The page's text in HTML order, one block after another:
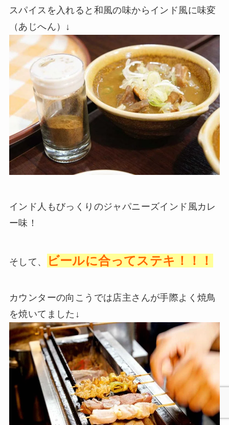
スパイスを入れると和風の味からインド風に味変
（あじへん）↓
インド人もびっくりのジャパニーズインド風カレ
ー味！
そして、 ビールに合ってステキ！！！
カウンターの向こうでは店主さんが手際よく焼鳥
を焼いてました↓